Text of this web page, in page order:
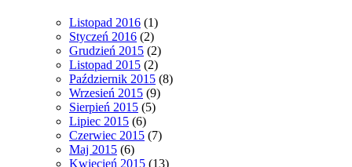
Listopad 2016 (1)
Styczeń 2016 (2)
Grudzień 2015 (2)
Listopad 2015 (2)
Październik 2015 (8)
Wrzesień 2015 (9)
Sierpień 2015 (5)
Lipiec 2015 (6)
Czerwiec 2015 (7)
Maj 2015 (6)
Kwiecień 2015 (13)